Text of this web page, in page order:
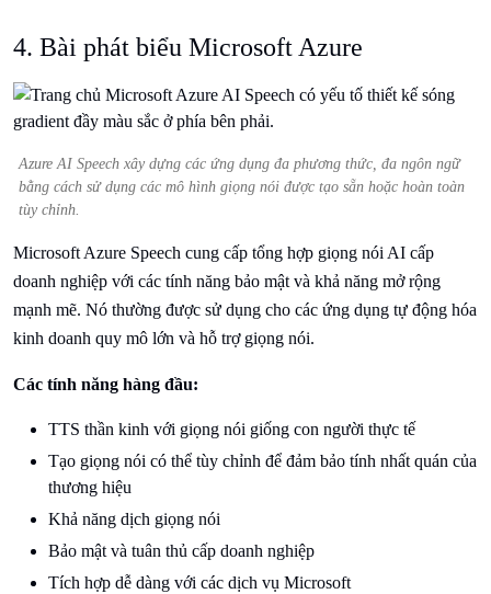
4. Bài phát biểu Microsoft Azure
Azure AI Speech xây dựng các ứng dụng đa phương thức, đa ngôn ngữ
bằng cách sử dụng các mô hình giọng nói được tạo sẵn hoặc hoàn toàn
tùy chỉnh.
Microsoft Azure Speech cung cấp tổng hợp giọng nói AI cấp
doanh nghiệp với các tính năng bảo mật và khả năng mở rộng
mạnh mẽ. Nó thường được sử dụng cho các ứng dụng tự động hóa
kinh doanh quy mô lớn và hỗ trợ giọng nói.
Các tính năng hàng đầu:
TTS thần kinh với giọng nói giống con người thực tế
Tạo giọng nói có thể tùy chỉnh để đảm bảo tính nhất quán của
thương hiệu
Khả năng dịch giọng nói
Bảo mật và tuân thủ cấp doanh nghiệp
Tích hợp dễ dàng với các dịch vụ Microsoft